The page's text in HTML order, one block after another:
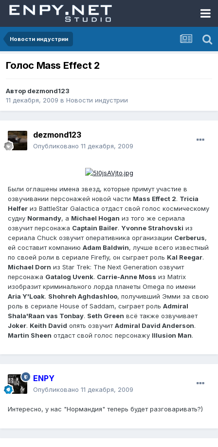
Новости индустрии
Голос Mass Effect 2
Автор dezmond123
11 декабря, 2009 в Новости индустрии
dezmond123
Опубликовано 11 декабря, 2009
Были оглашены имена звезд, которые примут участие в
озвучивании персонажей новой части Mass Effect 2. Tricia
Helfer из BattleStar Galactica отдаст свой голос космическому
судну Normandy, а Michael Hogan из того же сериала
озвучит персонажа Captain Bailer. Yvonne Strahovski из
сериала Chuck озвучит оперативника организации Cerberus,
ей составит компанию Adam Baldwin, лучше всего известный
по своей роли в сериале Firefly, он сыграет роль Kal Reegar.
Michael Dorn из Star Trek: The Next Generation озвучит
персонажа Gatalog Uvenk. Carrie-Anne Moss из Matrix
изобразит криминального лорда планеты Omega по имени
Aria Y'Loak. Shohreh Aghdashloo, получивший Эмми за свою
роль в сериале House of Saddam, сыграет роль Admiral
Shala'Raan vas Tonbay. Seth Green всё также озвучивает
Joker. Keith David опять озвучитAdmiral David Anderson.
Martin Sheen отдаст свой голос персонажу Illusion Man.
ENPY
Опубликовано 11 декабря, 2009
Интересно, у нас "Нормандия" теперь будет разговаривать?)